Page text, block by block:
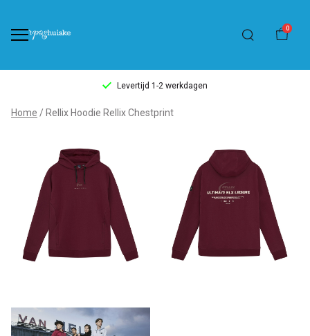
0
Levertijd 1-2 werkdagen
Rellix
Hoodie
Rellix
Chestprint
Home Rellix Hoodie Rellix Chestprint